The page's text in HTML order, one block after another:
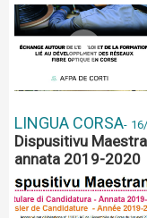
LINGUA CORSA-
Dispusitivu
annata 2019-2020